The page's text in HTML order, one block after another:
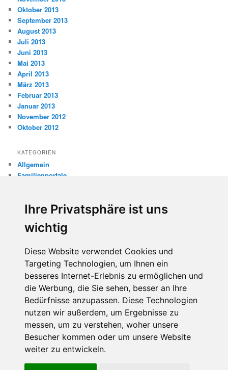
Ihre Privatsphäre ist uns
wichtig
Diese Website verwendet Cookies und
Targeting Technologien, um Ihnen ein
besseres Internet-Erlebnis zu ermöglichen und
die Werbung, die Sie sehen, besser an Ihre
Bedürfnisse anzupassen. Diese Technologien
nutzen wir außerdem, um Ergebnisse zu
messen, um zu verstehen, woher unsere
Besucher kommen oder um unsere Website
weiter zu entwickeln.
Oktober 2013
September 2013
August 2013
Juli 2013
Juni 2013
Mai 2013
April 2013
März 2013
Februar 2013
Januar 2013
November 2012
Oktober 2012
KATEGORIEN
Allgemein
Familienportale
Internetsicherheit
Missbrauch
META
Anmelden
Eintrags-Feed
Kommentar-Feed
WordPress.org